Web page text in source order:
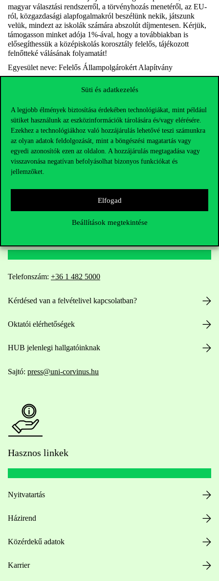
Süti és adatkezelés
A legjobb élmények biztosítása érdekében technológiákat, mint például
sütiket használunk az eszközinformációk tárolására és/vagy elérésére.
Ezekhez a technológiákhoz való hozzájárulás lehetővé teszi számunkra
az olyan adatok feldolgozását, mint a böngészési magatartás vagy
egyedi azonosítók ezen az oldalon. A hozzájárulás megtagadása vagy
visszavonása negatívan befolyásolhat bizonyos funkciókat és
jellemzőket.
Elfogad
Beállítások megtekintése
magyar választási rendszerről, a törvényhozás menetéről, az EU-
ról, közgazdasági alapfogalmakról beszélünk nekik, játszunk
velük, mindezt az iskolák számára abszolút díjmentesen. Kérjük,
támogasson minket adója 1%-ával, hogy a továbbiakban is
elősegíthessük a középiskolás korosztály felelős, tájékozott
felnőtteké válásának folyamatát!
Egyesület neve: Felelős Állampolgárokért Alapítvány
Telefonszám: +36 1 482 5000
Kérdésed van a felvételivel kapcsolatban?
Oktatói elérhetőségek
HUB jelenlegi hallgatóinknak
Sajtó: press@uni-corvinus.hu
Hasznos linkek
Nyitvatartás
Házirend
Közérdekű adatok
Karrier